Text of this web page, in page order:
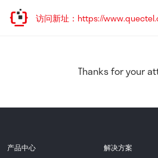
，欢迎访问新址：https://
Thanks for your
产品中心 解决方案